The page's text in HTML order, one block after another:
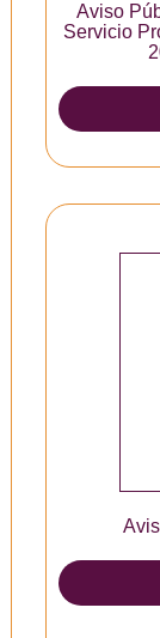
Aviso
Servicio